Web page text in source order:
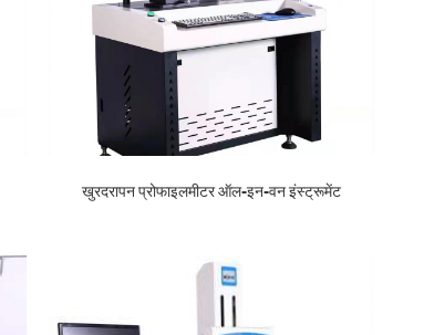
खुरदरापन प्रोफाइलमीटर ऑल-इन-वन इंस्ट्रूमेंट